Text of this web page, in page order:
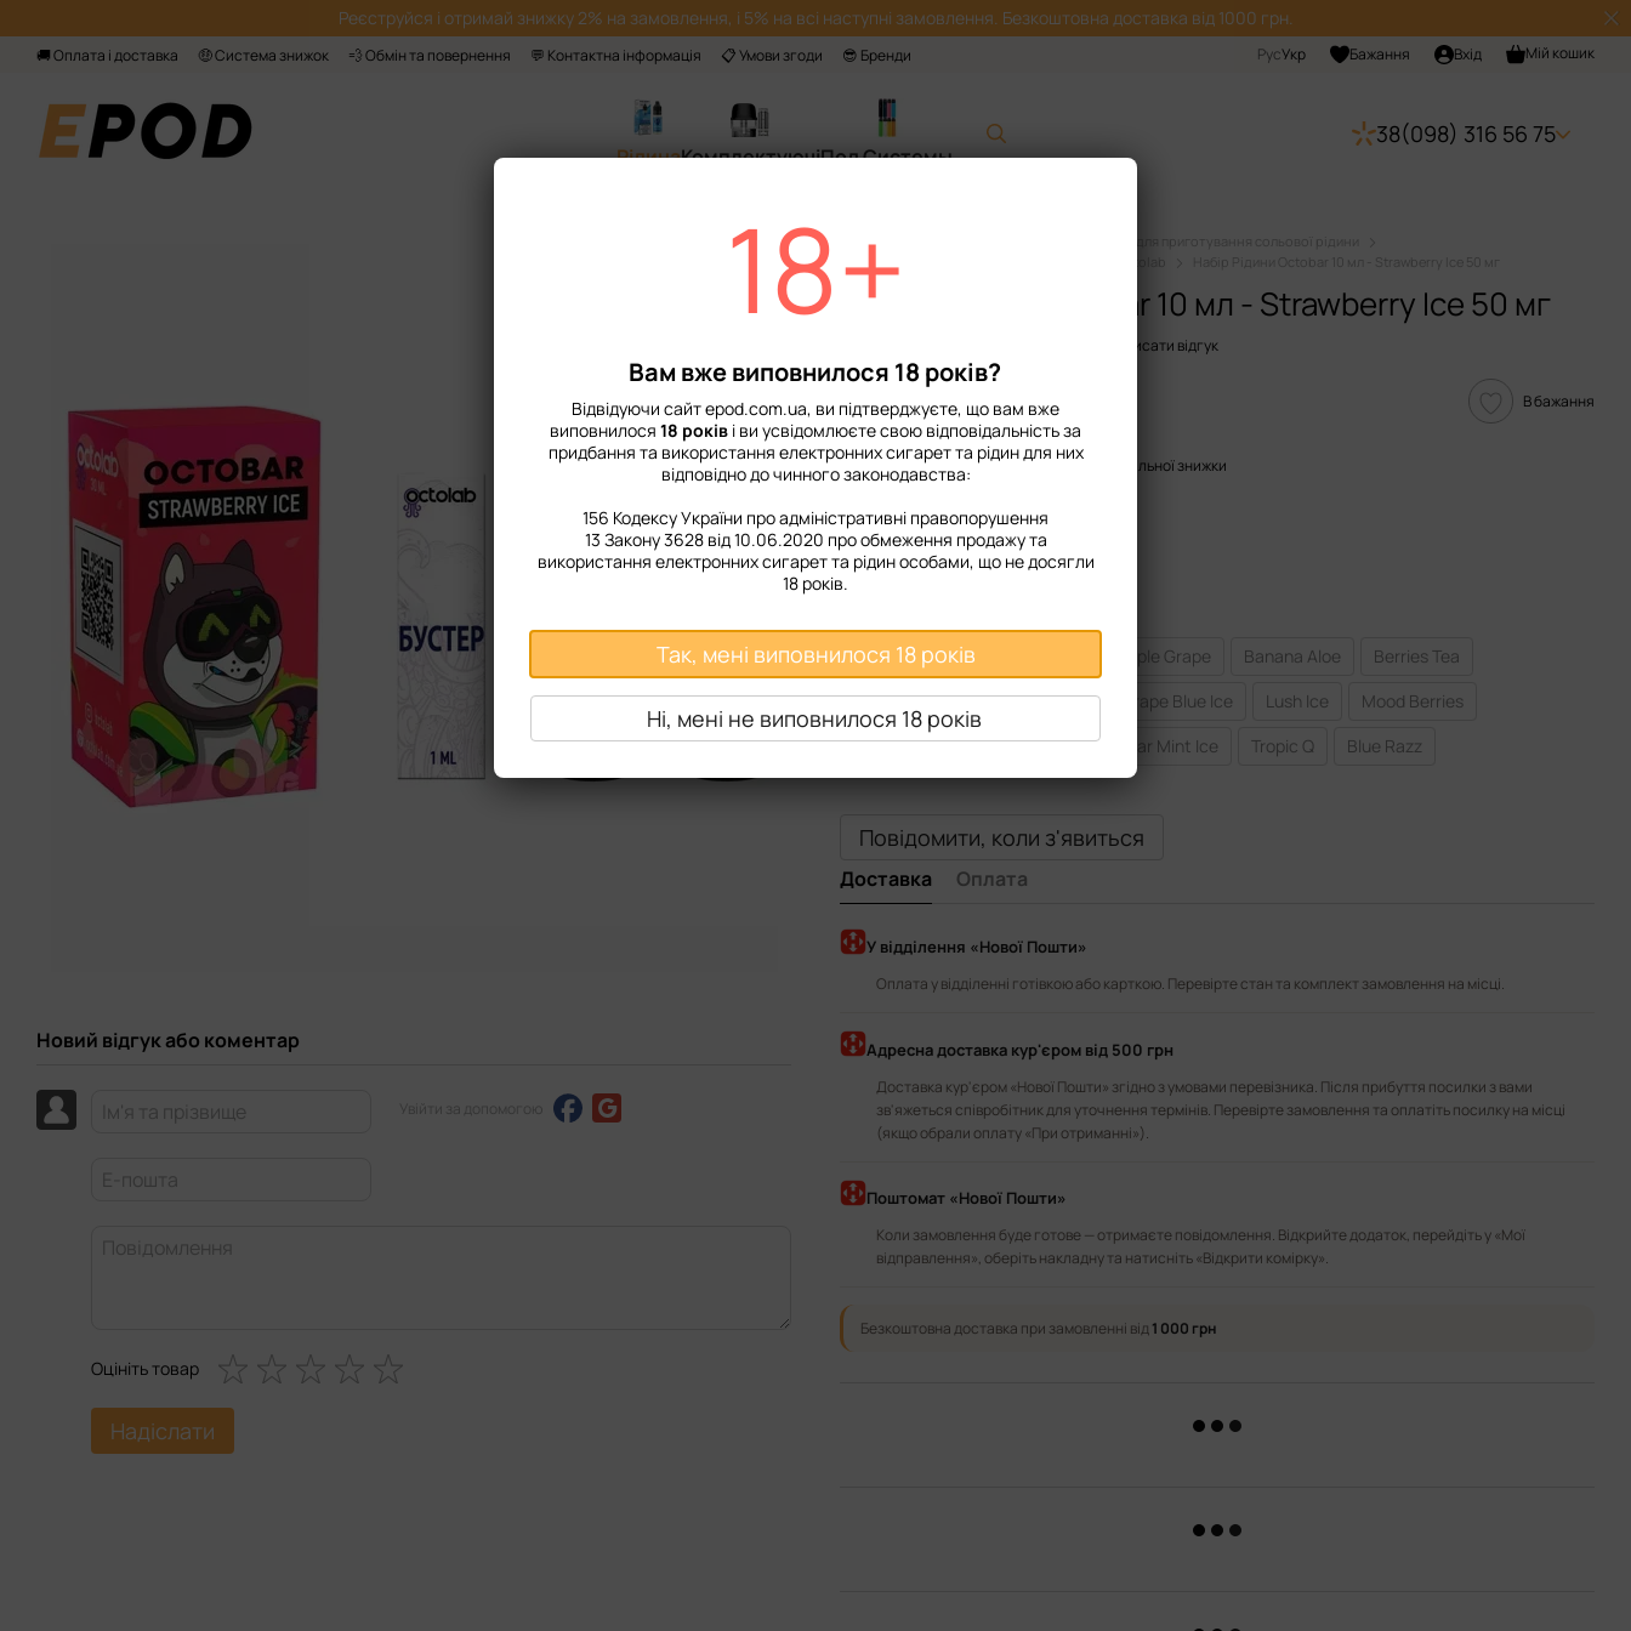
Реєструйся і отримай знижку 2% на замовлення, і 5% на всі наступні замовлення. Безкоштовна доставка від 1000 грн.
🚚 Оплата і доставка 🤑 Система знижок 💨 Обмін та повернення 💬 Контактна інформація 📋 Умови згоди 😎 Бренди РусУкр Бажання Вхід Мій кошик
РідинаКомплектуючіПод Системы
38(098) 316 56 75
Новий відгук або коментар
Увійти за допомогою
Оцініть товар
Надіслати
Головна
Набори для приготування сольової рідини
Набір Рідини Octobar 10 мл - Strawberry Ice 50 мг
Набір Рідини Octobar 10 мл - Strawberry Ice 50 мг
Написати відгук
149 грн В бажання
% Увійтидля відображення накопичувальної знижки
Міцність
50 мг
Sour Apple Strawberry Ice Apple Grape Banana Aloe
Berries Tea
Citrus Combo
Energy Drink Grape Blue Ice Lush Ice
Mood Berries
Passion Guava
Pear Apple Polar Mint Ice Tropic Q Blue Razz
Повідомити, коли з'явиться
Доставка Оплата
У відділення «Нової Пошти»
Оплата у відділенні готівкою або карткою. Перевірте стан та комплект замовлення на місці.
Адресна доставка кур'єром від 500 грн
Доставка кур'єром «Нової Пошти» згідно з умовами перевізника. Після прибуття посилки з вами
зв'яжеться співробітник для уточнення термінів. Перевірте замовлення та оплатіть посилку на місці
(якщо обрали оплату «При отриманні»).
Поштомат «Нової Пошти»
Коли замовлення буде готове — отримаєте повідомлення. Відкрийте додаток, перейдіть у «Мої
відправлення», оберіть накладну та натисніть «Відкрити комірку».
Безкоштовна доставка при замовленні від1 000 грн
18+
Вам вже виповнилося 18 років?
Відвідуючи сайт epod.com.ua, ви підтверджуєте, що вам вже
виповнилося 18 років і ви усвідомлюєте свою відповідальність за
придбання та використання електронних сигарет та рідин для них
відповідно до чинного законодавства:
156 Кодексу України про адміністративні правопорушення
13 Закону 3628 від 10.06.2020 про обмеження продажу та
використання електронних сигарет та рідин особами, що не досягли
18 років.
Так, мені виповнилося 18 років
Ні, мені не виповнилося 18 років